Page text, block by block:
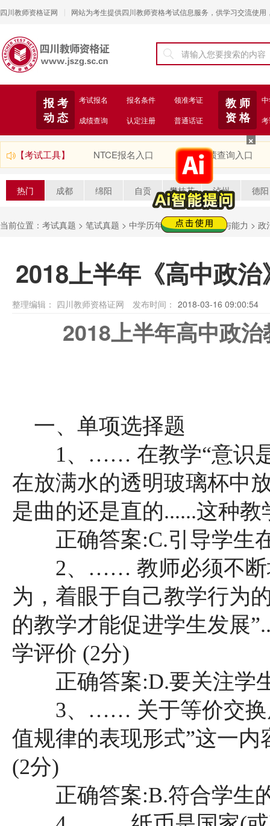
四川教师资格证网 网站为考生提供四川教师资格考试信息服务，供学习交流使
报 考
动 态
考试报名 报名条件
领准考证
成绩查询
认定注册 普通话证
教 师
资 格
【考试工具】 NTCE报名入口 成绩查询入口
热门 成都 绵阳 自贡 攀枝花 泸州 德阳
当前位置： 考试真题 > 笔试真题 > 中学历年真题>学科知识与能力 > 政
2018上半年《高中政
整理编辑： 四川教师资格证网 发布时间： 2018-03-16 09:00:54
2018上半年高中政
一、单项选择题
1、…… 在教学“意识是
在放满水的透明玻璃杯中
是曲的还是直的......这种教
正确答案:C.引导学生
2、…… 教师必须不断
为，着眼于自己教学行为
的教学才能促进学生发展
学评价 (2分)
正确答案:D.要关注学
3、…… 关于等价交换
值规律的表现形式”这一
(2分)
正确答案:B.符合学生